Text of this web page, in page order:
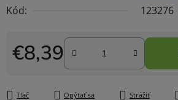
Kód:
123276
€8,39
Jednotková cena:
Tlač Opýtať sa Strážiť